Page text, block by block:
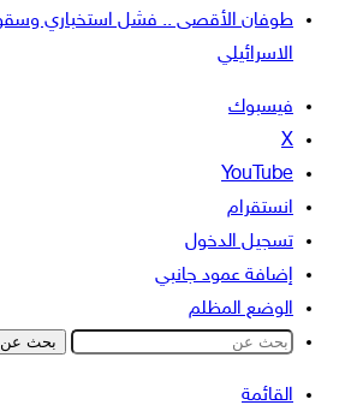
طوفان الأقصى .. فشل استخباري
الاسرائيلي
فيسبوك
‫X
‫YouTube
انستقرام
تسجيل الدخول
إضافة عمود جانبي
الوضع المظلم
بحث عن
القائمة